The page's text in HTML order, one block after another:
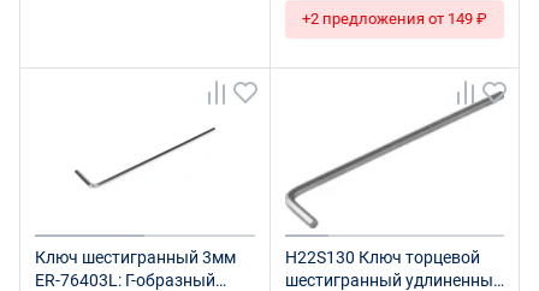
+2 предложения от 149 ₽
Ключ шестигранный 3мм
ER-76403L: Г-образный
H22S130 Ключ торцевой
шестигранный удлиненный